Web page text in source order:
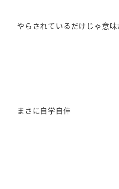
やらされているだけじゃ意
まさに自学自伸